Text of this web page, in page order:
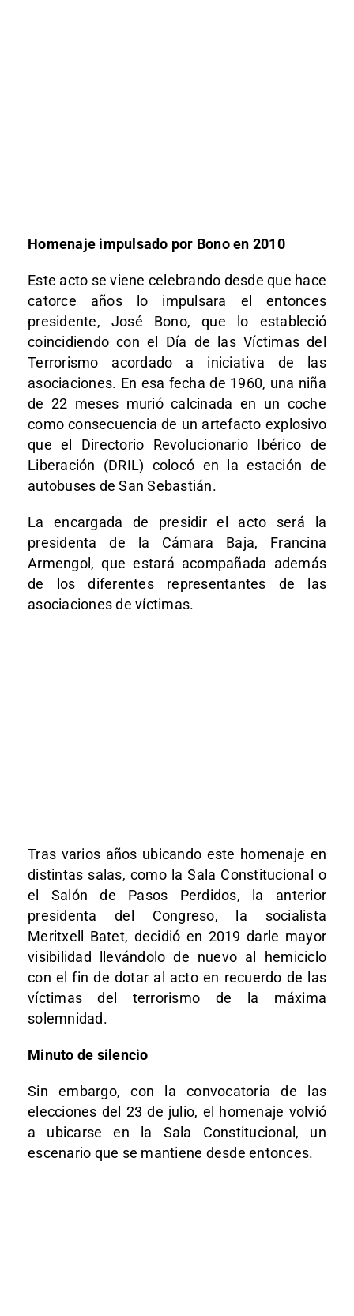
Homenaje impulsado por Bono en 2010
Este acto se viene celebrando desde que hace
catorce años lo impulsara el entonces
presidente, José Bono, que lo estableció
coincidiendo con el Día de las Víctimas del
Terrorismo acordado a iniciativa de las
asociaciones. En esa fecha de 1960, una niña
de 22 meses murió calcinada en un coche
como consecuencia de un artefacto explosivo
que el Directorio Revolucionario Ibérico de
Liberación (DRIL) colocó en la estación de
autobuses de San Sebastián.
La encargada de presidir el acto será la
presidenta de la Cámara Baja, Francina
Armengol, que estará acompañada además
de los diferentes representantes de las
asociaciones de víctimas.
Tras varios años ubicando este homenaje en
distintas salas, como la Sala Constitucional o
el Salón de Pasos Perdidos, la anterior
presidenta del Congreso, la socialista
Meritxell Batet, decidió en 2019 darle mayor
visibilidad llevándolo de nuevo al hemiciclo
con el fin de dotar al acto en recuerdo de las
víctimas del terrorismo de la máxima
solemnidad.
Minuto de silencio
Sin embargo, con la convocatoria de las
elecciones del 23 de julio, el homenaje volvió
a ubicarse en la Sala Constitucional, un
escenario que se mantiene desde entonces.